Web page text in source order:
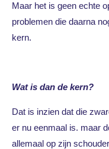
Maar het is geen echte
problemen die daarna
kern.
Wat is dan de kern?
Dat is inzien dat die
er nu eenmaal is. maar
allemaal op zijn